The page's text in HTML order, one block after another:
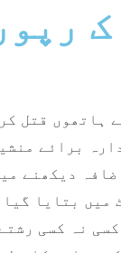
ویمن اور اقوام متحدہ کے
میں بتایا
سے زائد عورتیں اپنے ساتھی